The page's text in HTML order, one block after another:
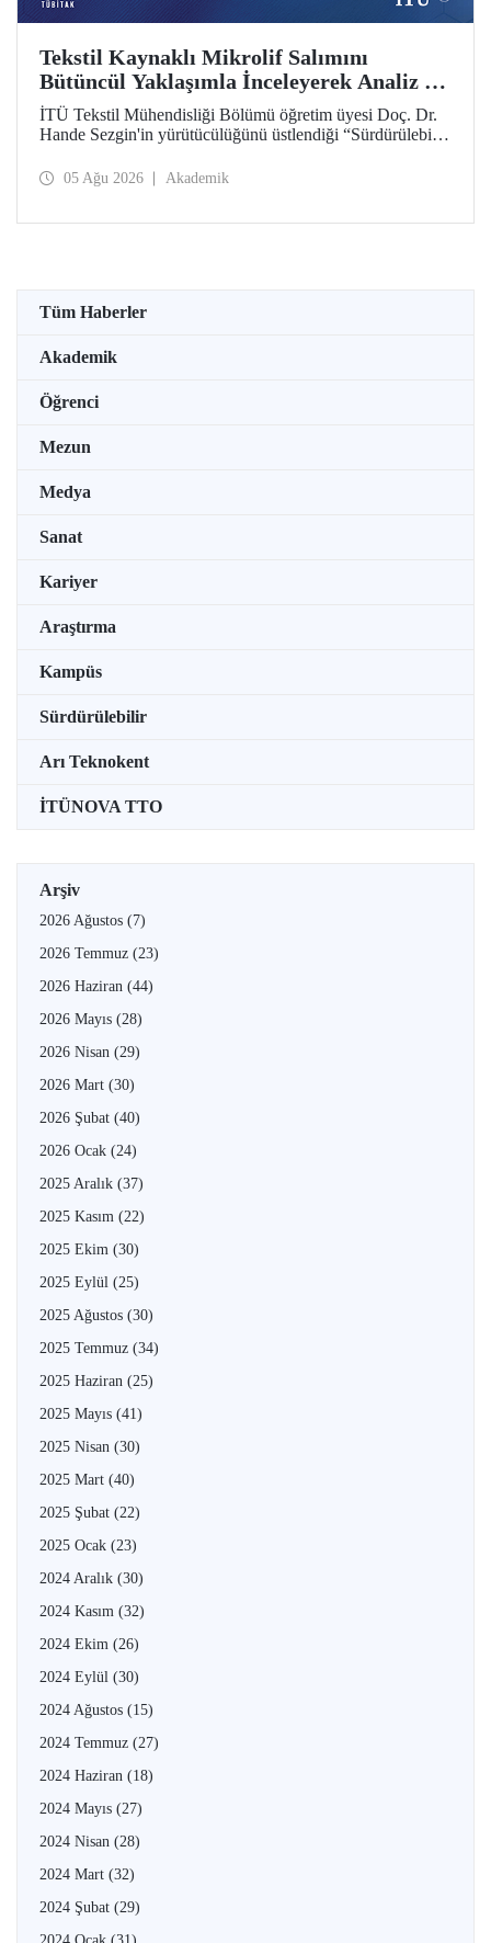
Tekstil Kaynaklı Mikrolif Salımını
Bütüncül Yaklaşımla İnceleyerek Analiz ve
Azaltım Stratejileri Geliştirecek Projeye
TÜBİTAK Desteği
İTÜ Tekstil Mühendisliği Bölümü öğretim üyesi Doç. Dr.
Hande Sezgin'in yürütücülüğünü üstlendiği “Sürdürülebilir
Koşullarına Bağlı Mikrolif Salımı: Aşınma, UV Maruziyeti
05 Ağu 2026 Akademik
Tüm Haberler
Akademik
Öğrenci
Mezun
Medya
Sanat
Kariyer
Araştırma
Kampüs
Sürdürülebilir
Arı Teknokent
İTÜNOVA TTO
Arşiv
2026 Ağustos (7)
2026 Temmuz (23)
2026 Haziran (44)
2026 Mayıs (28)
2026 Nisan (29)
2026 Mart (30)
2026 Şubat (40)
2026 Ocak (24)
2025 Aralık (37)
2025 Kasım (22)
2025 Ekim (30)
2025 Eylül (25)
2025 Ağustos (30)
2025 Temmuz (34)
2025 Haziran (25)
2025 Mayıs (41)
2025 Nisan (30)
2025 Mart (40)
2025 Şubat (22)
2025 Ocak (23)
2024 Aralık (30)
2024 Kasım (32)
2024 Ekim (26)
2024 Eylül (30)
2024 Ağustos (15)
2024 Temmuz (27)
2024 Haziran (18)
2024 Mayıs (27)
2024 Nisan (28)
2024 Mart (32)
2024 Şubat (29)